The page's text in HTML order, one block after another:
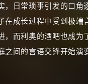
，日常琐事引发的口角
在成长过程中受到极端
，而利奥的酒吧也成为
之间的言语交锋开始演
夸克12个月送14天 最低75元
支付宝现金红包、外卖红